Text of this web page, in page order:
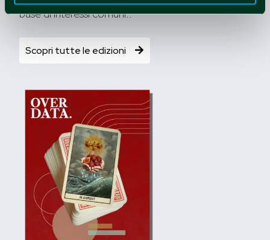
base di interessi comuni..
Scopri tutte le edizioni